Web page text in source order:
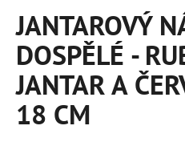
JANTAROVÝ
DOSPĚLÉ -
JANTAR A
18 CM
D
o
p
o
r